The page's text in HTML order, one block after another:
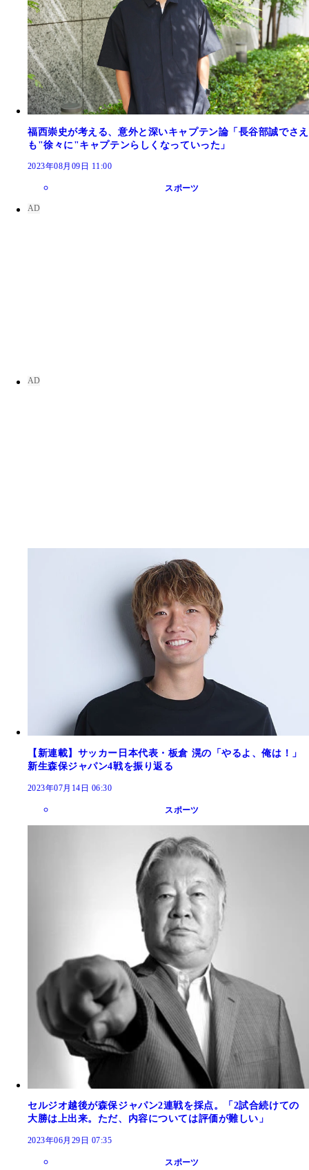
福西崇史が考える、意外と深いキャプテン論「長谷部誠でさえ
も"徐々に"キャプテンらしくなっていった」
2023年08月09日 11:00
スポーツ
【新連載】サッカー日本代表・板倉 滉の「やるよ、俺は！」
新生森保ジャパン4戦を振り返る
2023年07月14日 06:30
スポーツ
セルジオ越後が森保ジャパン2連戦を採点。「2試合続けての
大勝は上出来。ただ、内容については評価が難しい」
2023年06月29日 07:35
スポーツ